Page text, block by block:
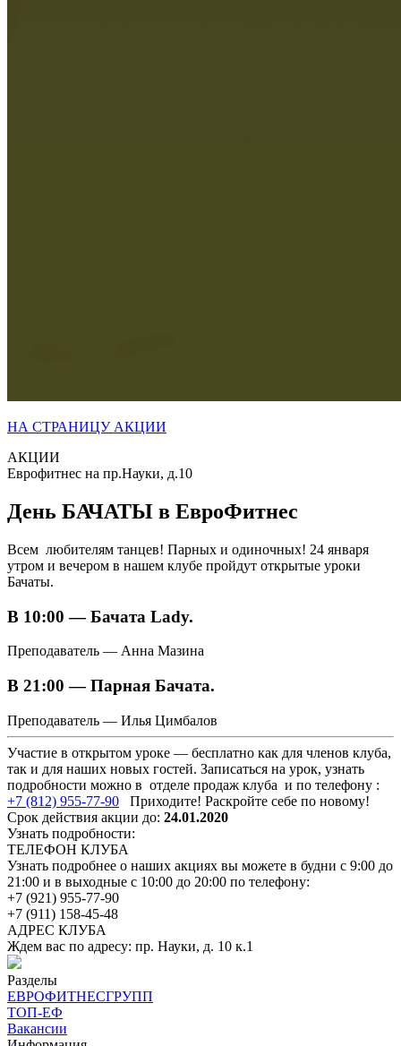
НА СТРАНИЦУ АКЦИИ
АКЦИИ
Еврофитнес на пр.Науки, д.10
День БАЧАТЫ в ЕвроФитнес
Всем любителям танцев! Парных и одиночных! 24 января
утром и вечером в нашем клубе пройдут открытые уроки
Бачаты.
В 10:00 — Бачата Lady.
Преподаватель — Анна Мазина
В 21:00 — Парная Бачата.
Преподаватель — Илья Цимбалов
Участие в открытом уроке — бесплатно как для членов клуба,
так и для наших новых гостей. Записаться на урок, узнать
подробности можно в отделе продаж клуба и по телефону :
+7 (812) 955-77-90 Приходите! Раскройте себе по новому!
Срок действия акции до: 24.01.2020
Узнать подробности:
ТЕЛЕФОН КЛУБА
Узнать подробнее о наших акциях вы можете в будни с 9:00 до
21:00 и в выходные с 10:00 до 20:00 по телефону:
+7 (921) 955-77-90
+7 (911) 158-45-48
АДРЕС КЛУБА
Ждем вас по адресу: пр. Науки, д. 10 к.1
Разделы
ЕВРОФИТНЕСГРУПП
ТОП-ЕФ
Вакансии